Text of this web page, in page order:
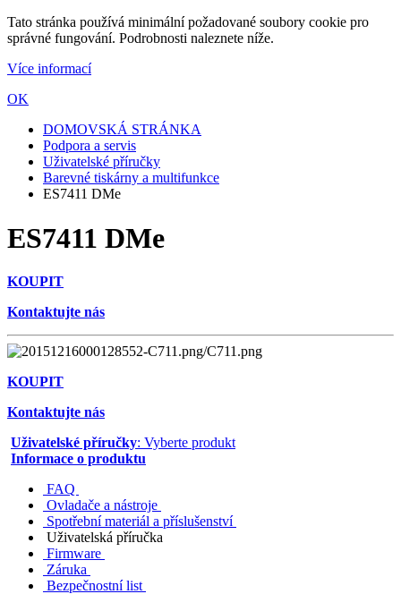
Tato stránka používá minimální požadované soubory cookie pro
správné fungování. Podrobnosti naleznete níže.
Více informací
OK
DOMOVSKÁ STRÁNKA
Podpora a servis
Uživatelské příručky
Barevné tiskárny a multifunkce
ES7411 DMe
ES7411 DMe
KOUPIT
Kontaktujte nás
KOUPIT
Kontaktujte nás
Uživatelské příručky: Vyberte produkt
Informace o produktu
FAQ
Ovladače a nástroje
Spotřební materiál a příslušenství
Uživatelská příručka
Firmware
Záruka
Bezpečnostní list